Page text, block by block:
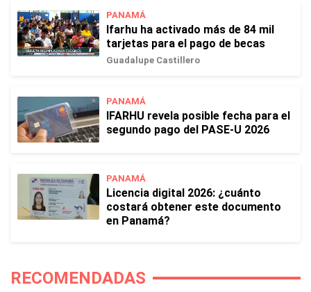
PANAMÁ
Ifarhu ha activado más de 84 mil
tarjetas para el pago de becas
Guadalupe Castillero
PANAMÁ
IFARHU revela posible fecha para el
segundo pago del PASE-U 2026
PANAMÁ
Licencia digital 2026: ¿cuánto
costará obtener este documento
en Panamá?
RECOMENDADAS